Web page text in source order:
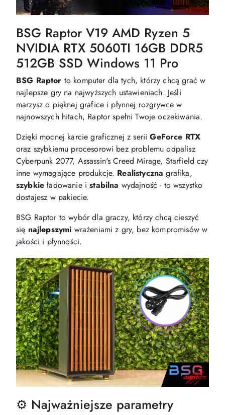
BSG Raptor V19 AMD Ryzen 5
NVIDIA RTX 5060TI 16GB DDR5
512GB SSD Windows 11 Pro
BSG Raptor to komputer dla tych, którzy chcą grać w
najlepsze gry na najwyższych ustawieniach. Jeśli
marzysz o pięknej grafice i płynnej rozgrywce w
najnowszych hitach, Raptor spełni Twoje oczekiwania.
Dzięki mocnej karcie graficznej z seriiGeForce RTX
oraz szybkiemu procesorowi bez problemu odpalisz
Cyberpunk 2077, Assassin's Creed Mirage, Starfield czy
inne wymagające produkcje. Realistyczna grafika,
szybkie ładowanie istabilna wydajność - to wszystko
dostajesz w pakiecie.
BSG Raptor to wybór dla graczy, którzy chcą cieszyć
się najlepszymi wrażeniami z gry, bez kompromisów w
jakości i płynności.
⚙️ Najważniejsze parametry